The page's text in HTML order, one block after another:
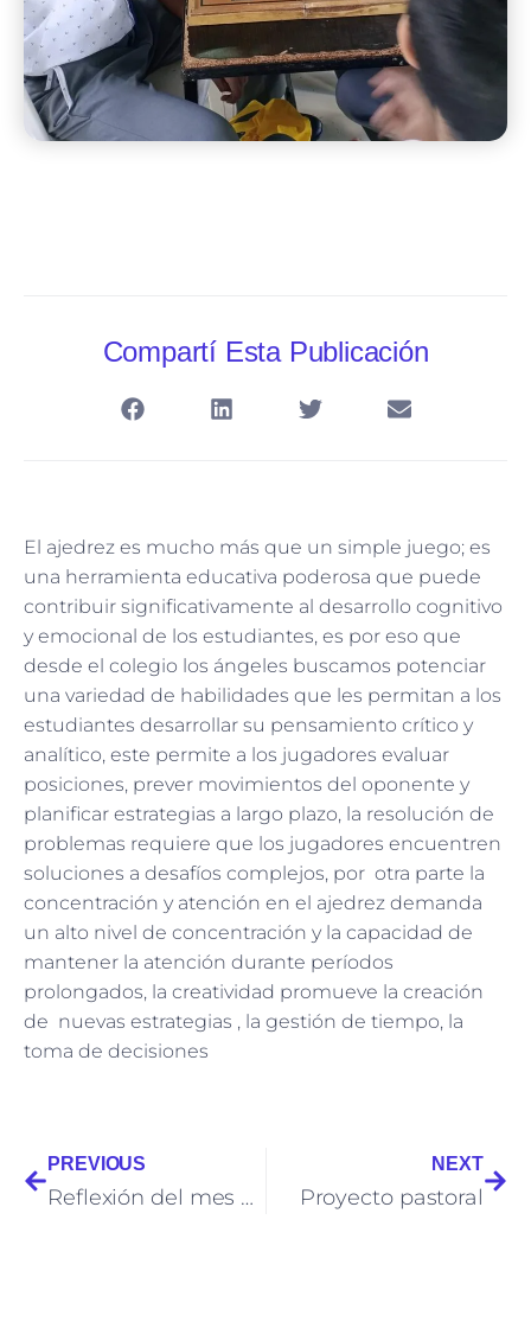
Compartí Esta Publicación
El ajedrez es mucho más que un simple juego; es
una herramienta educativa poderosa que puede
contribuir significativamente al desarrollo cognitivo
y emocional de los estudiantes, es por eso que
desde el colegio los ángeles buscamos potenciar
una variedad de habilidades que les permitan a los
estudiantes desarrollar su pensamiento crítico y
analítico, este permite a los jugadores evaluar
posiciones, prever movimientos del oponente y
planificar estrategias a largo plazo, la resolución de
problemas requiere que los jugadores encuentren
soluciones a desafíos complejos, por otra parte la
concentración y atención en el ajedrez demanda
un alto nivel de concentración y la capacidad de
mantener la atención durante períodos
prolongados, la creatividad promueve la creación
de nuevas estrategias , la gestión de tiempo, la
toma de decisiones
PREVIOUS
Reflexión del mes mariano proyecto pastoral
NEXT
Proyecto pastoral